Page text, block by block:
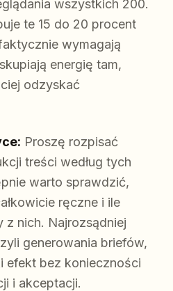
wszystkich 200.
te 15 do 20 procent
wymagają
energię tam,
odzyskać
Proszę rozpisać
treści według tych
warto sprawdzić,
ręczne i ile
z nich. Najrozsądniej
generowania briefów,
efekt bez konieczności
i akceptacji.